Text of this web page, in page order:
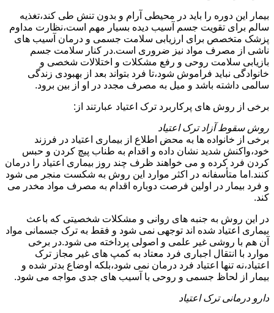
بیمار این دوره را باید در محیطی آرام و بدون تنش طی کند،تغذیه
سالم برای تقویت جسم آسیب دیده بسیار مهم است،نظارت مداوم
پزشک متخصص برای ارزیابی سلامت جسمی و درمان آسیب های
ناشی از مصرف مواد نیز ضروری است.در کنار سلامت جسم
بازیابی سلامت روحی و رفع مشکلات و اختلالات شخصی و
خانوادگی نباید فراموش شود،تا فرد بتواند بعد از بهبودی زندگی
سالمی داشته باشد و میل به مصرف مجدد در او از بین برود.
برخی از روش های پرکاربرد ترک اعتیاد عبارتند از:
روش سقوط آزاد ترک اعتیاد
برخی از خانواده ها به محض اطلاع از بیماری اعتیاد در فرزند
خود،واکنش شدید نشان داده و اقدام به طناب پیچ کردن و حبس
کردن فرد کرده و می خواهند ظرف چند روز بیماری اعتیاد را درمان
کنند.اما متأسفانه در اکثر موارد این روش به شکست منجر می شود
و فرد بیمار در اولین فرصت دوباره اقدام به مصرف مواد مخدر می
کند.
در این روش به جنبه های روانی و مشکلات شخصیتی که باعث
بیماری اعتیاد شده اند توجهی نمی شود و فقط به ترک جسمانی مواد
آن هم با روشی غیر علمی و اصولی پرداخته می شود.در برخی
موارد با انتقال اجباری فرد معتاد به کمپ های غیر مجاز ترک
اعتیاد،نه تنها اعتیاد فرد درمان نمی شود،بلکه اوضاع بدتر شده و
بیمار از لحاظ جسمی و روحی با آسیب های جدی مواجه می شود.
دارو درمانی ترک اعتیاد